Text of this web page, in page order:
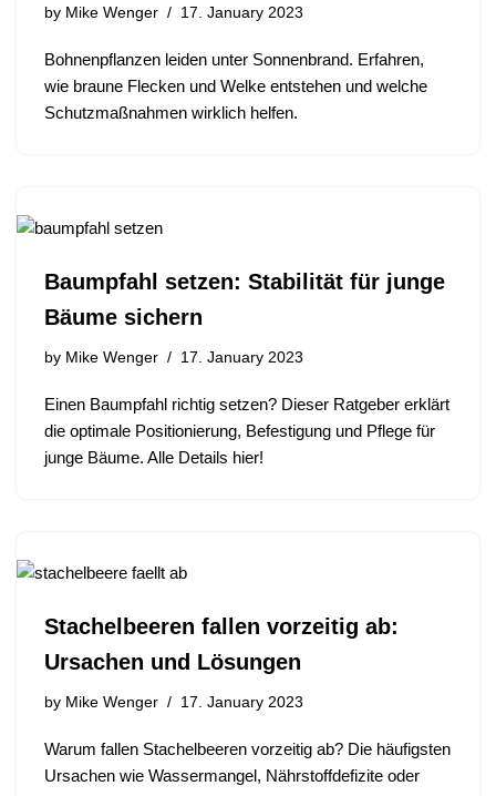
by Mike Wenger 17. January 2023
Bohnenpflanzen leiden unter Sonnenbrand. Erfahren,
wie braune Flecken und Welke entstehen und welche
Schutzmaßnahmen wirklich helfen.
Baumpfahl setzen: Stabilität für junge
Bäume sichern
by Mike Wenger 17. January 2023
Einen Baumpfahl richtig setzen? Dieser Ratgeber erklärt
die optimale Positionierung, Befestigung und Pflege für
junge Bäume. Alle Details hier!
Stachelbeeren fallen vorzeitig ab:
Ursachen und Lösungen
by Mike Wenger 17. January 2023
Warum fallen Stachelbeeren vorzeitig ab? Die häufigsten
Ursachen wie Wassermangel, Nährstoffdefizite oder